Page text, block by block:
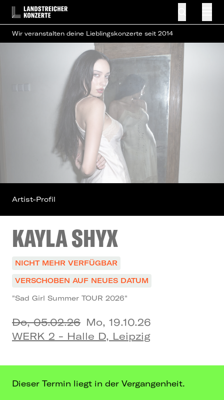
Wir veranstalten deine Lieblingskonzerte seit 2014
KAYLA SHYX
NICHT MEHR VERFÜGBAR
VERSCHOBEN AUF NEUES DATUM
"Sad Girl Summer TOUR 2026"
Do, 05.02.26 Mo, 19.10.26
WERK 2 - Halle D, Leipzig
Artist-Profil
Dieser Termin liegt in der Vergangenheit.